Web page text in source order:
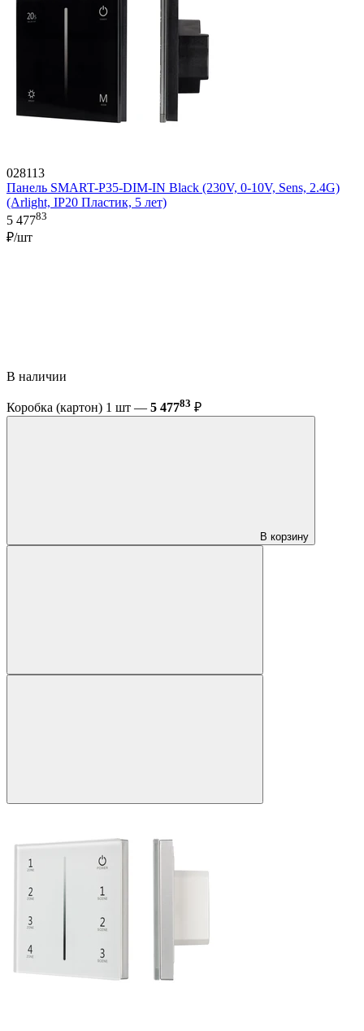
028113
Панель SMART-P35-DIM-IN Black (230V, 0-10V, Sens, 2.4G)
(Arlight, IP20 Пластик, 5 лет)
5 47783
₽/шт
В наличии
Коробка (картон) 1 шт — 5 47783 ₽
В корзину